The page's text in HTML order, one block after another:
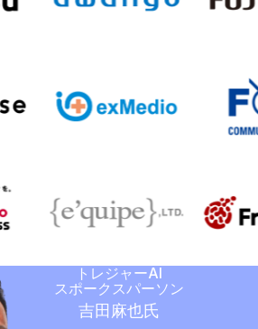
トレジャーAI
スポークスパーソン
吉田麻也氏